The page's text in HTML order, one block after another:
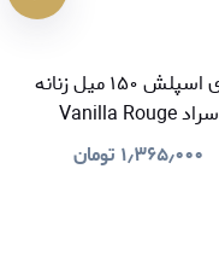
بادی اسپلش ۱۵۰ میل زنانه
سراد Vanilla Rouge
۱٫۳۶۵٫۰۰۰ تومان